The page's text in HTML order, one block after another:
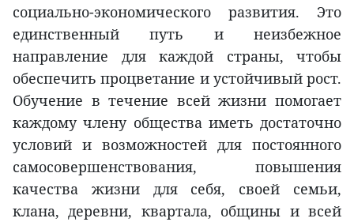
социально-экономического развития. Это
единственный путь и неизбежное
направление для каждой страны, чтобы
обеспечить процветание и устойчивый рост.
Обучение в течение всей жизни помогает
каждому члену общества иметь достаточно
условий и возможностей для постоянного
самосовершенствования, повышения
качества жизни для себя, своей семьи,
клана, деревни, квартала, общины и всей